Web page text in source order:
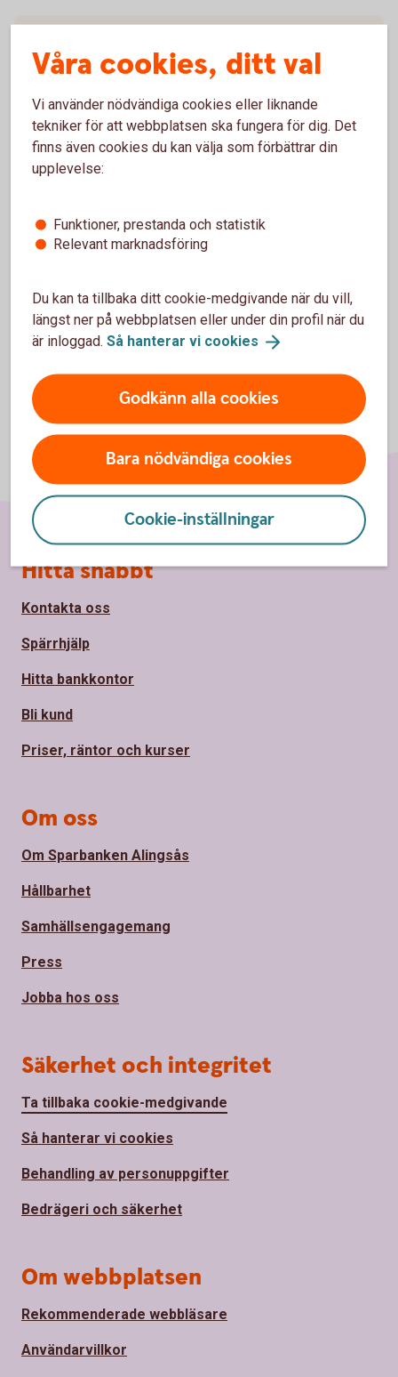
och statistik.
Inställningar för cookies
Våra cookies, ditt val
Vi använder nödvändiga cookies eller liknande
tekniker för att webbplatsen ska fungera för dig. Det
finns även cookies du kan välja som förbättrar din
upplevelse:
Funktioner, prestanda och statistik
Relevant marknadsföring
Du kan ta tillbaka ditt cookie-medgivande när du vill,
längst ner på webbplatsen eller under din profil när du
är inloggad. Så hanterar vi cookies
Godkänn alla cookies
Bara nödvändiga cookies
Cookie-inställningar
Sidfot
Hitta snabbt
Kontakta oss
Spärrhjälp
Hitta bankkontor
Bli kund
Priser, räntor och kurser
Om oss
Om Sparbanken Alingsås
Hållbarhet
Samhällsengagemang
Press
Jobba hos oss
Säkerhet och integritet
Ta tillbaka cookie-medgivande
Så hanterar vi cookies
Behandling av personuppgifter
Bedrägeri och säkerhet
Om webbplatsen
Rekommenderade webbläsare
Användarvillkor